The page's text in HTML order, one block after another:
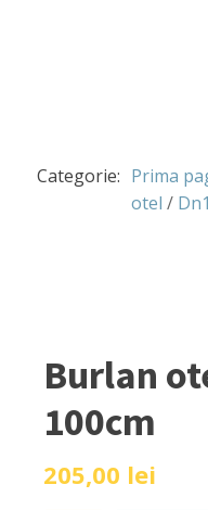
Categorie: Prima
otel /
Burlan
100cm
205,00 lei